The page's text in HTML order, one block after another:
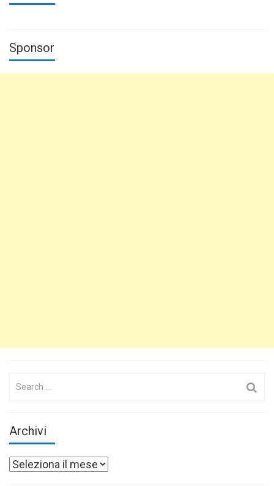
Sponsor
Search
Archivi
Archivi